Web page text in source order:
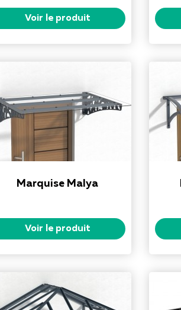
Voir le produit
Marquise Malya
Voir le produit